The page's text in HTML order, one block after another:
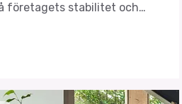
företagets stabilitet och